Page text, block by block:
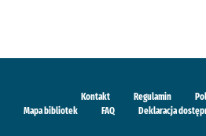
Kontakt Regulamin
Mapa bibliotek
FAQ Deklaracja